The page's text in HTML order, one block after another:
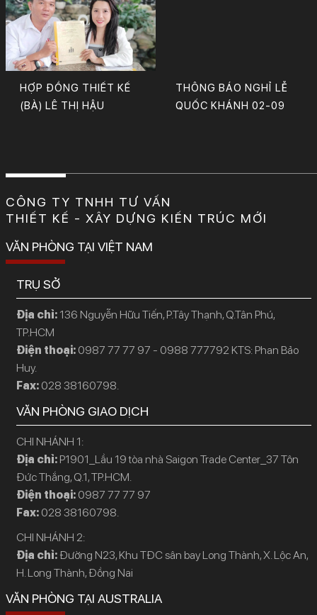
HỢP ĐỒNG THIẾT KẾ
(BÀ) LÊ THỊ HẬU
THÔNG BÁO NGHỈ LỄ
QUỐC KHÁNH 02-09
CÔNG TY TNHH TƯ VẤN
THIẾT KẾ - XÂY DỰNG KIẾN TRÚC MỚI
VĂN PHÒNG TẠI VIỆT NAM
TRỤ SỞ
Địa chỉ: 136 Nguyễn Hữu Tiến, P.Tây Thạnh, Q.Tân Phú,
TP.HCM
Điện thoại: 0987 77 77 97 - 0988 777792 KTS: Phan Bảo
Huy.
Fax: 028 38160798.
VĂN PHÒNG GIAO DỊCH
CHI NHÁNH 1:
Địa chỉ: P1901_Lầu 19 tòa nhà Saigon Trade Center_37 Tôn
Đức Thắng, Q.1, TP.HCM.
Điện thoại: 0987 77 77 97
Fax: 028 38160798.
CHI NHÁNH 2:
Địa chỉ:Đường N23, Khu TĐC sân bay Long Thành, X. Lộc An,
H. Long Thành, Đồng Nai
VĂN PHÒNG TẠI AUSTRALIA